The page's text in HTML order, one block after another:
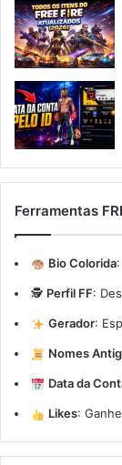
Ferramentas
Bio Colorida:
🕵️ Perfil FF:
Gerador:
Nomes
Data da
Likes: